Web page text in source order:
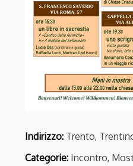
Indirizzo: Trento,
Categorie: Incontro,